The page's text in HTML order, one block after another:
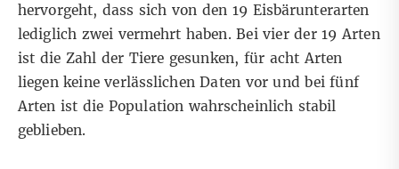
hervorgeht, dass sich von den 19 Eisbärunterarten
lediglich zwei vermehrt haben. Bei vier der 19 Arten
ist die Zahl der Tiere gesunken, für acht Arten
liegen keine verlässlichen Daten vor und bei fünf
Arten ist die Population wahrscheinlich stabil
geblieben.